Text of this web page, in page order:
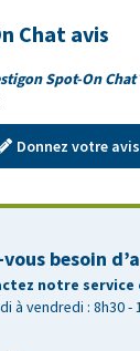
Chat avis
Spot-On Chat
Donnez votre avis
besoin
notre service
à vendredi : 8h30 -